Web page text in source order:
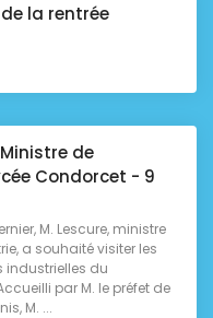
la rentrée
de
Condorcet - 9
M. Lescure, ministre
a souhaité visiter les
industrielles du
par M. le préfet de
M. ...